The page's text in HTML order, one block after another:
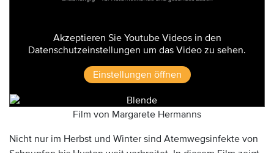
Akzeptieren Sie Youtube Videos in den
Datenschutzeinstellungen um das Video zu sehen.
Einstellungen öffnen
Film von Margarete Hermanns
Nicht nur im Herbst und Winter sind Atemwegsinfekte von